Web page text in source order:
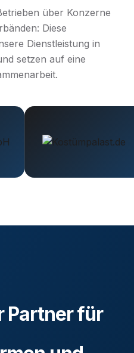
über Konzerne
Diese
Dienstleistung in
setzen auf eine
Partnerfür